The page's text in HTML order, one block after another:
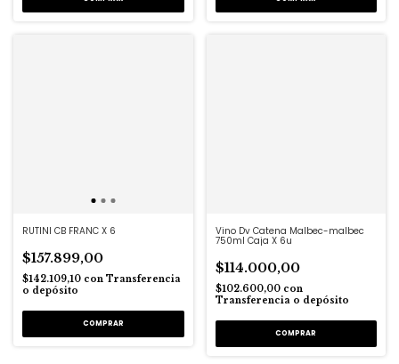
RUTINI CB FRANC X 6
$157.899,00
$142.109,10 con Transferencia
o depósito
Vino Dv Catena Malbec-malbec
750ml Caja X 6u
$114.000,00
$102.600,00 con
Transferencia o depósito